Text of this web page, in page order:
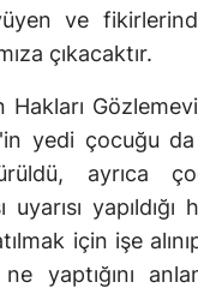
ve
çıkacaktır.
Hakları
yedi çocuğu
ayrıca
uyarısı
için işe
ne yaptığını